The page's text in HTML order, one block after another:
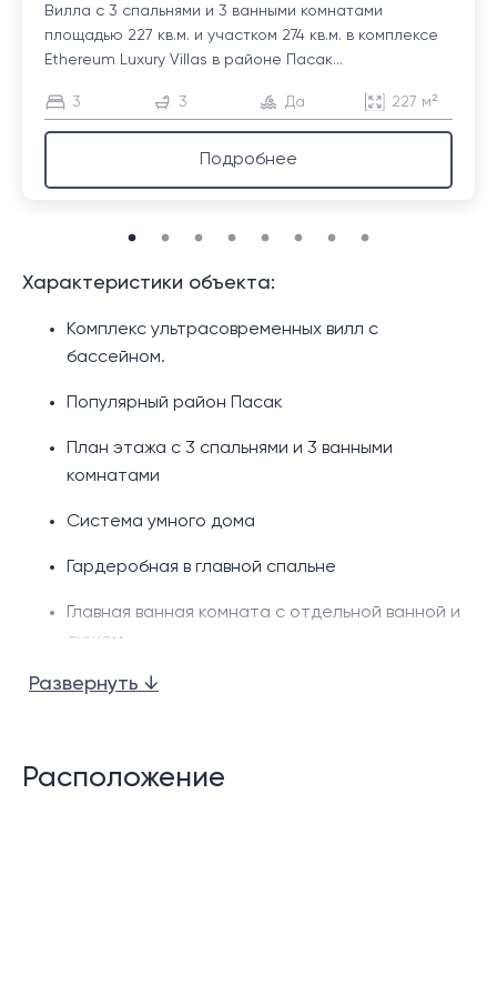
Вилла с 3 спальнями и 3 ванными комнатами
площадью 227 кв.м. и участком 274 кв.м. в комплексе
Ethereum Luxury Villas в районе Пасак...
3 3 Да 227 м²
Подробнее
Характеристики объекта:
Комплекс ультрасовременных вилл с
бассейном.
Популярный район Пасак
План этажа с 3 спальнями и 3 ванными
комнатами
Система умного дома
Гардеробная в главной спальне
Главная ванная комната с отдельной ванной и
душем.
Гостиная и обеденная зона открытой
Развернуть ↓
Расположение